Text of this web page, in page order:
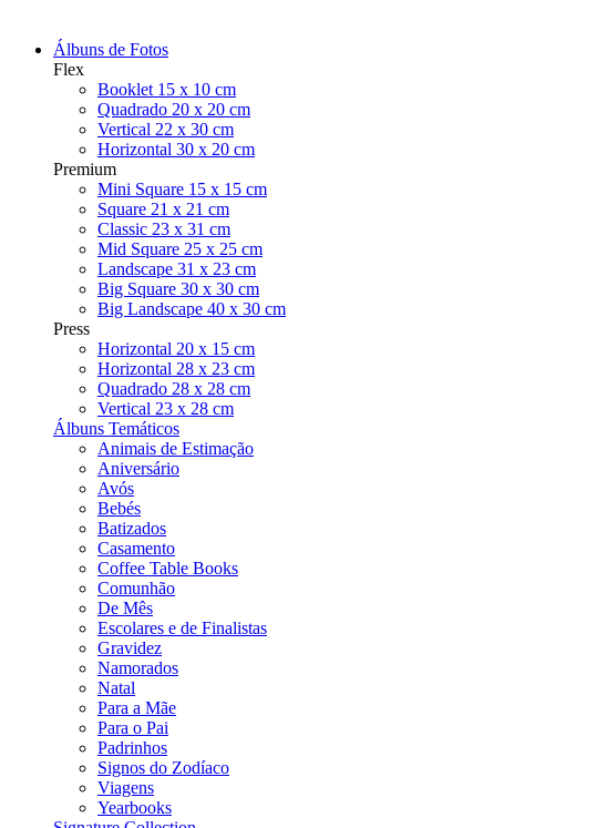
Álbuns de Fotos
Flex
Booklet 15 x 10 cm
Quadrado 20 x 20 cm
Vertical 22 x 30 cm
Horizontal 30 x 20 cm
Premium
Mini Square 15 x 15 cm
Square 21 x 21 cm
Classic 23 x 31 cm
Mid Square 25 x 25 cm
Landscape 31 x 23 cm
Big Square 30 x 30 cm
Big Landscape 40 x 30 cm
Press
Horizontal 20 x 15 cm
Horizontal 28 x 23 cm
Quadrado 28 x 28 cm
Vertical 23 x 28 cm
Álbuns Temáticos
Animais de Estimação
Aniversário
Avós
Bebés
Batizados
Casamento
Coffee Table Books
Comunhão
De Mês
Escolares e de Finalistas
Gravidez
Namorados
Natal
Para a Mãe
Para o Pai
Padrinhos
Signos do Zodíaco
Viagens
Yearbooks